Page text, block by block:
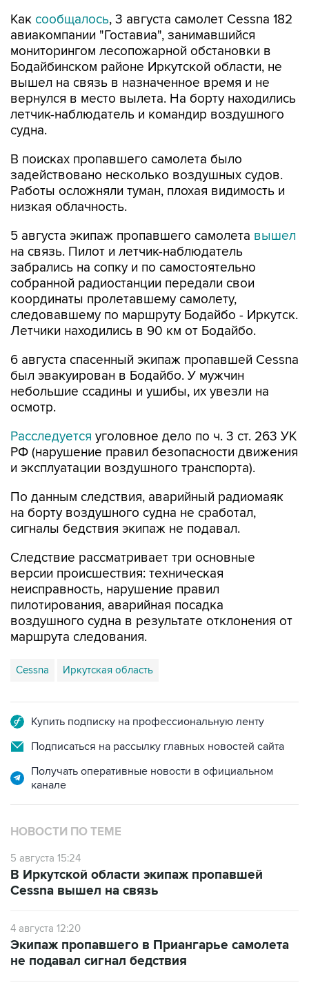
Как сообщалось, 3 августа самолет Cessna 182
авиакомпании "Гоставиа", занимавшийся
мониторингом лесопожарной обстановки в
Бодайбинском районе Иркутской области, не
вышел на связь в назначенное время и не
вернулся в место вылета. На борту находились
летчик-наблюдатель и командир воздушного
судна.
В поисках пропавшего самолета было
задействовано несколько воздушных судов.
Работы осложняли туман, плохая видимость и
низкая облачность.
5 августа экипаж пропавшего самолета вышел
на связь. Пилот и летчик-наблюдатель
забрались на сопку и по самостоятельно
собранной радиостанции передали свои
координаты пролетавшему самолету,
следовавшему по маршруту Бодайбо - Иркутск.
Летчики находились в 90 км от Бодайбо.
6 августа спасенный экипаж пропавшей Cessna
был эвакуирован в Бодайбо. У мужчин
небольшие ссадины и ушибы, их увезли на
осмотр.
Расследуется уголовное дело по ч. 3 ст. 263 УК
РФ (нарушение правил безопасности движения
и эксплуатации воздушного транспорта).
По данным следствия, аварийный радиомаяк
на борту воздушного судна не сработал,
сигналы бедствия экипаж не подавал.
Следствие рассматривает три основные
версии происшествия: техническая
неисправность, нарушение правил
пилотирования, аварийная посадка
воздушного судна в результате отклонения от
маршрута следования.
Cessna Иркутская область
Купить подписку на профессиональную ленту
Подписаться на рассылку главных новостей сайта
Получать оперативные новости в официальном
канале
НОВОСТИ ПО ТЕМЕ
5 августа 15:24
В Иркутской области экипаж пропавшей
Cessna вышел на связь
4 августа 12:20
Экипаж пропавшего в Приангарье самолета
не подавал сигнал бедствия